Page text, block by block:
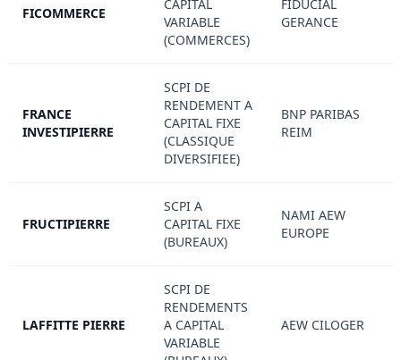
FICOMMERCE
CAPITAL
VARIABLE
(COMMERCES)
FIDUCIAL
GERANCE
FRANCE
INVESTIPIERRE
SCPI DE
RENDEMENT A
CAPITAL FIXE
(CLASSIQUE
DIVERSIFIEE)
BNP PARIBAS
REIM
FRUCTIPIERRE
SCPI A
CAPITAL FIXE
(BUREAUX)
NAMI AEW
EUROPE
LAFFITTE PIERRE
SCPI DE
RENDEMENTS
A CAPITAL
VARIABLE
AEW CILOGER